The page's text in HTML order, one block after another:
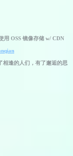
OSS 镜像存储 w/ CDN
相逢的人们，有了邂逅的思